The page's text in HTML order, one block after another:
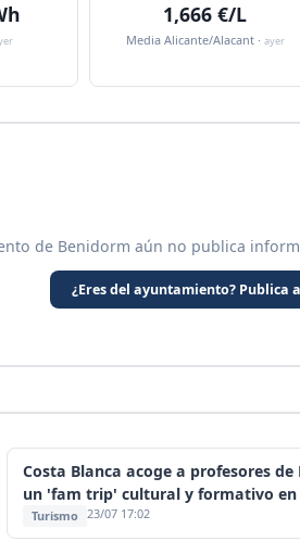
1,666 €/L
Media Alicante/Alacant · ayer
de Benidorm aún no publica
¿Eres del ayuntamiento? Publica
Costa Blanca acoge a profesores de
un 'fam trip' cultural y formativo en
Turismo 23/07 17:02